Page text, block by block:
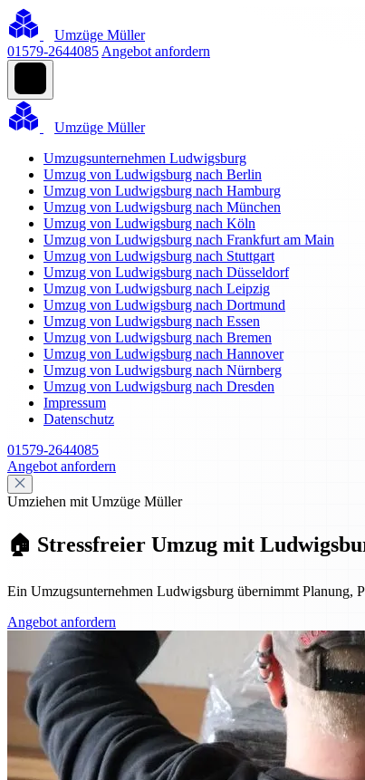
Umzüge Müller
01579-2644085 Angebot anfordern
Umzüge Müller
Umzugsunternehmen Ludwigsburg
Umzug von Ludwigsburg nach Berlin
Umzug von Ludwigsburg nach Hamburg
Umzug von Ludwigsburg nach München
Umzug von Ludwigsburg nach Köln
Umzug von Ludwigsburg nach Frankfurt am Main
Umzug von Ludwigsburg nach Stuttgart
Umzug von Ludwigsburg nach Düsseldorf
Umzug von Ludwigsburg nach Leipzig
Umzug von Ludwigsburg nach Dortmund
Umzug von Ludwigsburg nach Essen
Umzug von Ludwigsburg nach Bremen
Umzug von Ludwigsburg nach Hannover
Umzug von Ludwigsburg nach Nürnberg
Umzug von Ludwigsburg nach Dresden
Impressum
Datenschutz
01579-2644085
Angebot anfordern
Umziehen mit Umzüge Müller
🏠 Stressfreier Umzug mit
Ein Umzugsunternehmen Ludwigsburg übernimmt Planung,
Angebot anfordern